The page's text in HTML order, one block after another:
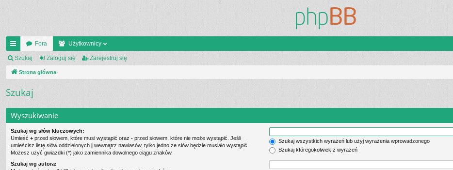
ię
ce
Fora Użytkownicy
Szukaj Zaloguj się Zarejestruj się
Strona główna
Szukaj
Wyszukiwanie
Szukaj wg słów kluczowych:
Umieść + przed słowem, które musi wystąpić oraz - przed słowem, które nie może wystąpić. Jeśli
umieścisz listę słów oddzielonych | wewnątrz nawiasów, tylko jedno ze słów będzie musiało wystąpić.
Możesz użyć gwiazdki (*) jako zamiennika dowolnego ciągu znaków.
Szukaj wszystkich wyrażeń lub użyj wyrażenia wprowadzonego
Szukaj któregokolwiek z wyrażeń
Szukaj wg autora: